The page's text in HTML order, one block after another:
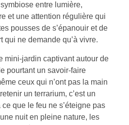
entre lumière,
et une attention régulière qui
pousses de s’épanouir et de
qui ne demande qu’à vivre.
mini-jardin captivant autour de
pourtant un savoir-faire
ceux qui n’ont pas la main
un terrarium, c’est un
que le feu ne s’éteigne pas
nuit en pleine nature, les